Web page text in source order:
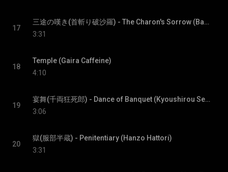
17
三途の嘆き(首斬り破沙羅) - The Charon's Sorrow (Basara)
3:31
18
Temple (Gaira Caffeine)
4:10
19
宴舞(千両狂死郎) - Dance of Banquet (Kyoushirou Senryou )
3:06
20
獄(服部半蔵) - Penitentiary (Hanzo Hattori)
3:31